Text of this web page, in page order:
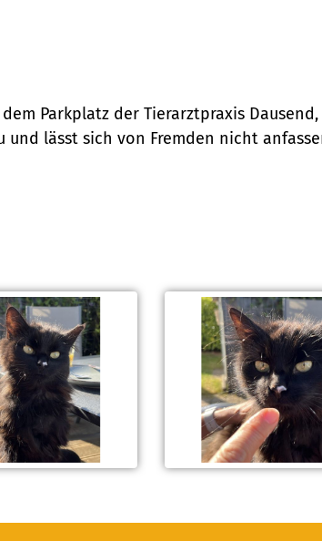
Parkplatz der Tierarztpraxis
und lässt sich von Fremden nicht